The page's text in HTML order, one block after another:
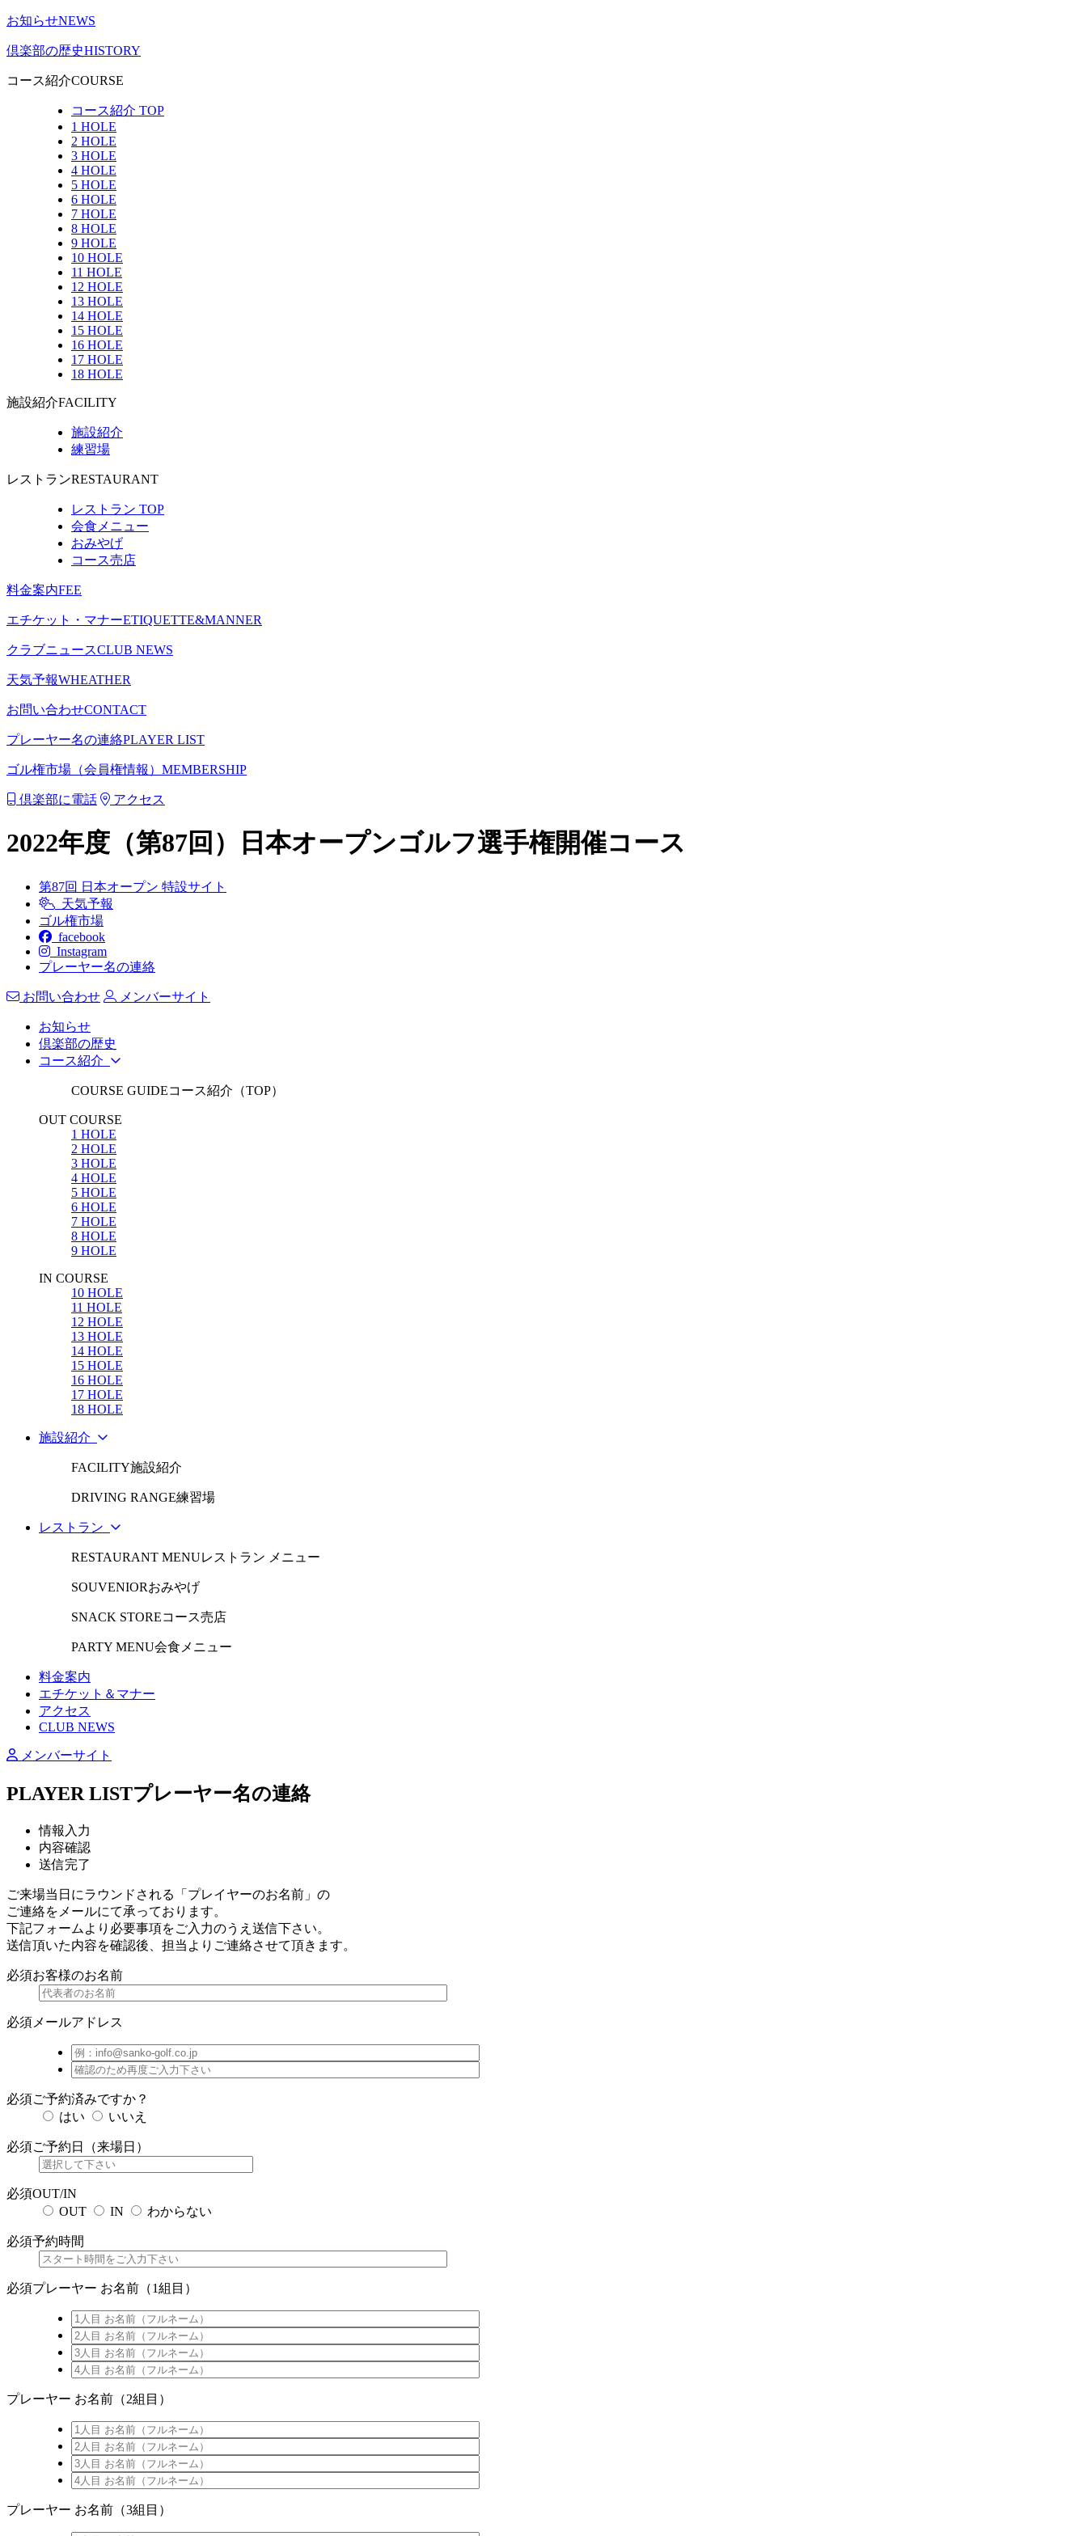
お知らせNEWS
倶楽部の歴史HISTORY
コース紹介COURSE
コース紹介 TOP
1 HOLE
2 HOLE
3 HOLE
4 HOLE
5 HOLE
6 HOLE
7 HOLE
8 HOLE
9 HOLE
10 HOLE
11 HOLE
12 HOLE
13 HOLE
14 HOLE
15 HOLE
16 HOLE
17 HOLE
18 HOLE
施設紹介FACILITY
施設紹介
練習場
レストランRESTAURANT
レストラン TOP
会食メニュー
おみやげ
コース売店
料金案内FEE
エチケット・マナーETIQUETTE&MANNER
クラブニュースCLUB NEWS
天気予報WHEATHER
お問い合わせCONTACT
プレーヤー名の連絡PLAYER LIST
ゴル権市場（会員権情報） MEMBERSHIP
倶楽部に電話 アクセス
2022年度（第87回）日本オープンゴルフ選手権開催コース
第87回 日本オープン 特設サイト
天気予報
ゴル権市場
facebook
Instagram
プレーヤー名の連絡
お問い合わせ メンバーサイト
お知らせ
倶楽部の歴史
コース紹介
COURSE GUIDEコース紹介（TOP）
OUT COURSE
1 HOLE
2 HOLE
3 HOLE
4 HOLE
5 HOLE
6 HOLE
7 HOLE
8 HOLE
9 HOLE
IN COURSE
10 HOLE
11 HOLE
12 HOLE
13 HOLE
14 HOLE
15 HOLE
16 HOLE
17 HOLE
18 HOLE
施設紹介
FACILITY施設紹介
DRIVING RANGE練習場
レストラン
RESTAURANT MENUレストラン メニュー
SOUVENIORおみやげ
SNACK STOREコース売店
PARTY MENU会食メニュー
料金案内
エチケット＆マナー
アクセス
CLUB NEWS
メンバーサイト
PLAYER LISTプレーヤー名の連絡
情報入力
内容確認
送信完了
ご来場当日にラウンドされる「プレイヤーのお名前」の
ご連絡をメールにて承っております。
下記フォームより必要事項をご入力のうえ送信下さい。
送信頂いた内容を確認後、担当よりご連絡させて頂きます。
必須お客様のお名前
必須 メールアドレス
必須ご予約済みですか？
はい
いいえ
必須ご予約日（来場日）
必須OUT/IN
OUT
IN わからない
必須予約時間
必須プレーヤー お名前（1組目）
プレーヤー お名前（2組目）
プレーヤー お名前（3組目）